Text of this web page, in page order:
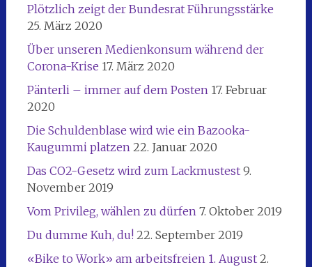
Plötzlich zeigt der Bundesrat Führungsstärke
25. März 2020
Über unseren Medienkonsum während der
Corona-Krise 17. März 2020
Pänterli – immer auf dem Posten 17. Februar
2020
Die Schuldenblase wird wie ein Bazooka-
Kaugummi platzen 22. Januar 2020
Das CO2-Gesetz wird zum Lackmustest 9.
November 2019
Vom Privileg, wählen zu dürfen 7. Oktober 2019
Du dumme Kuh, du! 22. September 2019
«Bike to Work» am arbeitsfreien 1. August 2.